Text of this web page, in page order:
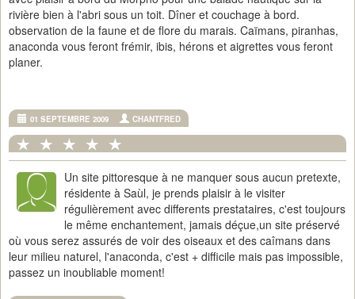
rivière bien à l'abri sous un toit. Dîner et couchage à bord.
observation de la faune et de flore du marais. Caïmans, piranhas,
anaconda vous feront frémir, ibis, hérons et aigrettes vous feront
planer.
01 SEPTEMBRE 2009 CHANTFRED
Un site pittoresque à ne manquer sous aucun pretexte,
résidente à Saùl, je prends plaisir à le visiter
régulièrement avec differents prestataires, c'est toujours
le même enchantement, jamais déçue,un site préservé
où vous serez assurés de voir des oiseaux et des caîmans dans
leur milieu naturel, l'anaconda, c'est + difficile mais pas impossible,
passez un inoubliable moment!